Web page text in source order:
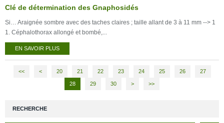
Clé de détermination des Gnaphosidés
Si… Araignée sombre avec des taches claires ; taille allant de 3 à 11 mm --> 1
1. Céphalothorax allongé et bombé,...
EN SAVOIR PLUS
<< < 10
20 21 22 23 24 25 26 27
28 29 30 40
50
60
70
80
> >>
RECHERCHE